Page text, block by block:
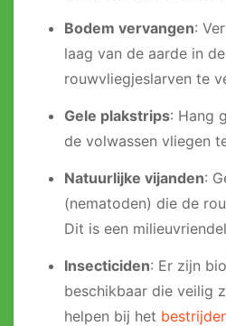
Bodem vervangen:
laag van de aarde in
rouwvliegjeslarven te
Gele plakstrips: Hang
de volwassen vliegen
Natuurlijke vijanden:
(nematoden) die de
Dit is een
Insecticiden: Er zijn
beschikbaar die veilig
helpen bij het